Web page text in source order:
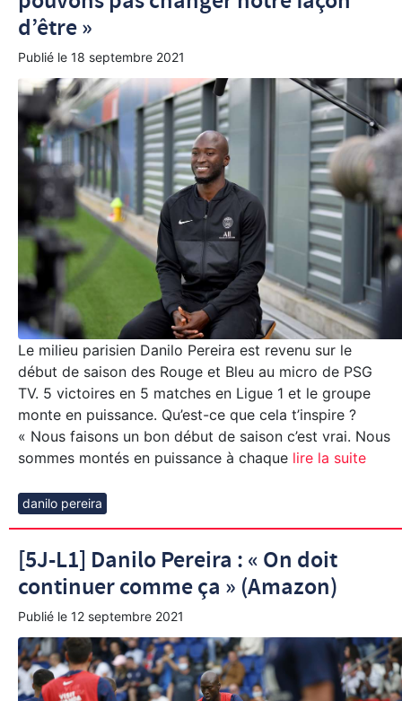
d’être »
Publié le 18 septembre 2021
Le milieu parisien Danilo Pereira est revenu sur le
début de saison des Rouge et Bleu au micro de PSG
TV. 5 victoires en 5 matches en Ligue 1 et le groupe
monte en puissance. Qu’est-ce que cela t’inspire ?
« Nous faisons un bon début de saison c’est vrai. Nous
sommes montés en puissance à chaque lire la suite
danilo pereira
[5J-L1] Danilo Pereira : « On doit
continuer comme ça » (Amazon)
Publié le 12 septembre 2021